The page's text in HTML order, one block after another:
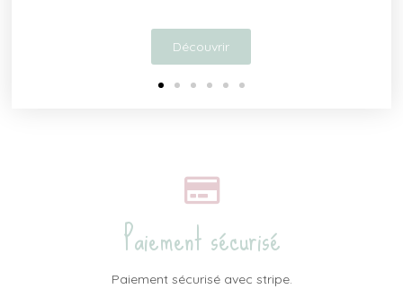
Découvrir
Paiement sécurisé
Paiement sécurisé avec stripe.